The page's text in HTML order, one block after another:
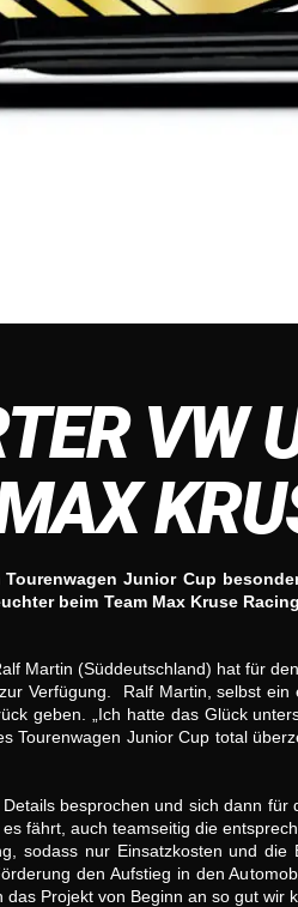
VW
Junior Cup
beim Team Max Kruse
Martin (Süddeutschland) hat für
Verfügung.
Ralf Martin, selbst ein
geben. „Ich hatte das Glück
Tourenwagen Junior Cup total
besprochen und sich dann
fährt, auch teamseitig die
sodass nur Einsatzkosten und
den Aufstieg in den
Projekt von Beginn an so gut wir